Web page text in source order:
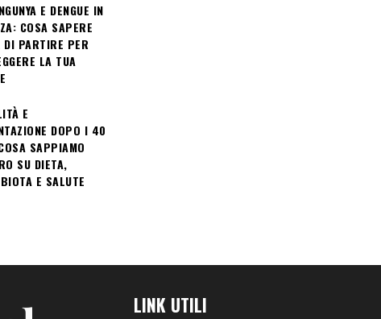
E DENGUE IN
COSA SAPERE
DI PARTIRE PER
LA TUA
E
DOPO I 40
SAPPIAMO
SU DIETA,
E SALUTE
LINK UTILI